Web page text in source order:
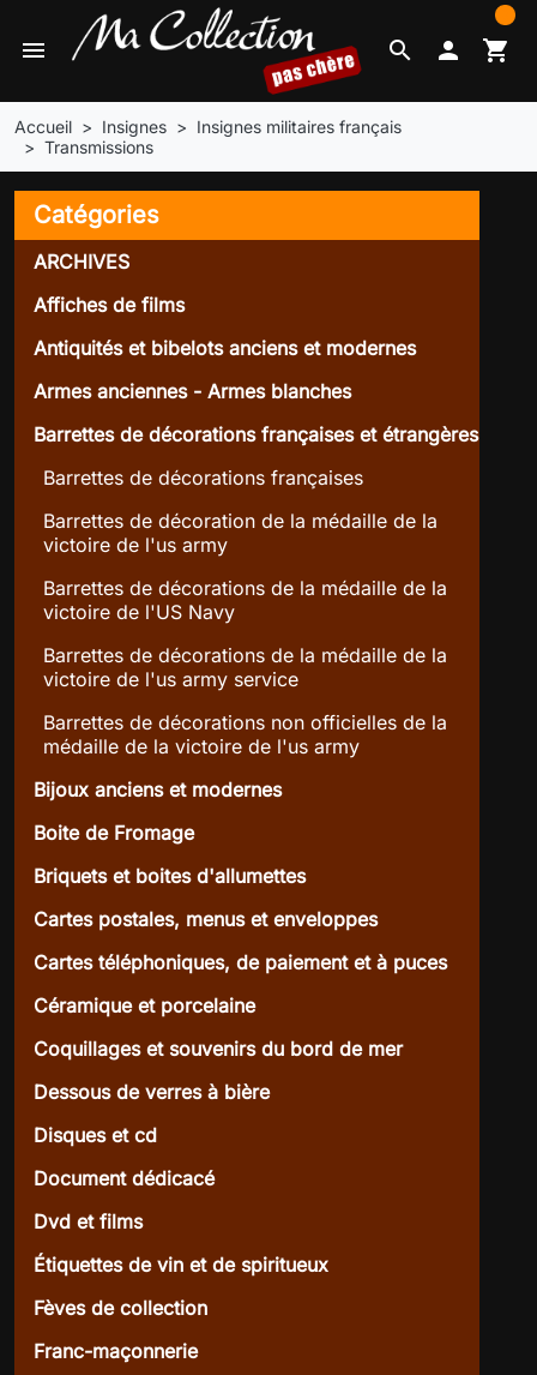
search
menu  shopping_cart
Accueil Insignes
Insignes militaires français
Transmissions
Catégories
ARCHIVES
Affiches de films
Antiquités et bibelots anciens et modernes
Armes anciennes - Armes blanches
Barrettes de décorations françaises et étrangères
Barrettes de décorations françaises
Barrettes de décoration de la médaille de la
victoire de l'us army
Barrettes de décorations de la médaille de la
victoire de l'US Navy
Barrettes de décorations de la médaille de la
victoire de l'us army service
Barrettes de décorations non officielles de la
médaille de la victoire de l'us army
Bijoux anciens et modernes
Boite de Fromage
Briquets et boites d'allumettes
Cartes postales, menus et enveloppes
Cartes téléphoniques, de paiement et à puces
Céramique et porcelaine
Coquillages et souvenirs du bord de mer
Dessous de verres à bière
Disques et cd
Document dédicacé
Dvd et films
Étiquettes de vin et de spiritueux
Fèves de collection
Franc-maçonnerie